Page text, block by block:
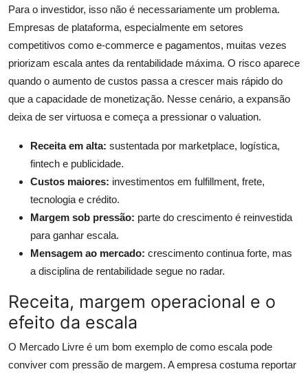
Para o investidor, isso não é necessariamente um problema.
Empresas de plataforma, especialmente em setores
competitivos como e-commerce e pagamentos, muitas vezes
priorizam escala antes da rentabilidade máxima. O risco aparece
quando o aumento de custos passa a crescer mais rápido do
que a capacidade de monetização. Nesse cenário, a expansão
deixa de ser virtuosa e começa a pressionar o valuation.
Receita em alta: sustentada por marketplace, logística,
fintech e publicidade.
Custos maiores: investimentos em fulfillment, frete,
tecnologia e crédito.
Margem sob pressão: parte do crescimento é reinvestida
para ganhar escala.
Mensagem ao mercado: crescimento continua forte, mas
a disciplina de rentabilidade segue no radar.
Receita, margem operacional e o
efeito da escala
O Mercado Livre é um bom exemplo de como escala pode
conviver com pressão de margem. A empresa costuma reportar